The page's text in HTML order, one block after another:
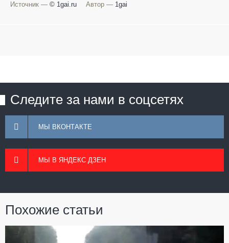
Источник — © 1gai.ru Автор — 1gai
Следите за нами в соцсетях
МЫ ВКОНТАКТЕ
МЫ В ЯНДЕКС ДЗЕН
Похожие статьи